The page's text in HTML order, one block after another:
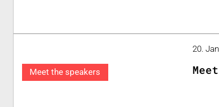
Meet the speakers
20.